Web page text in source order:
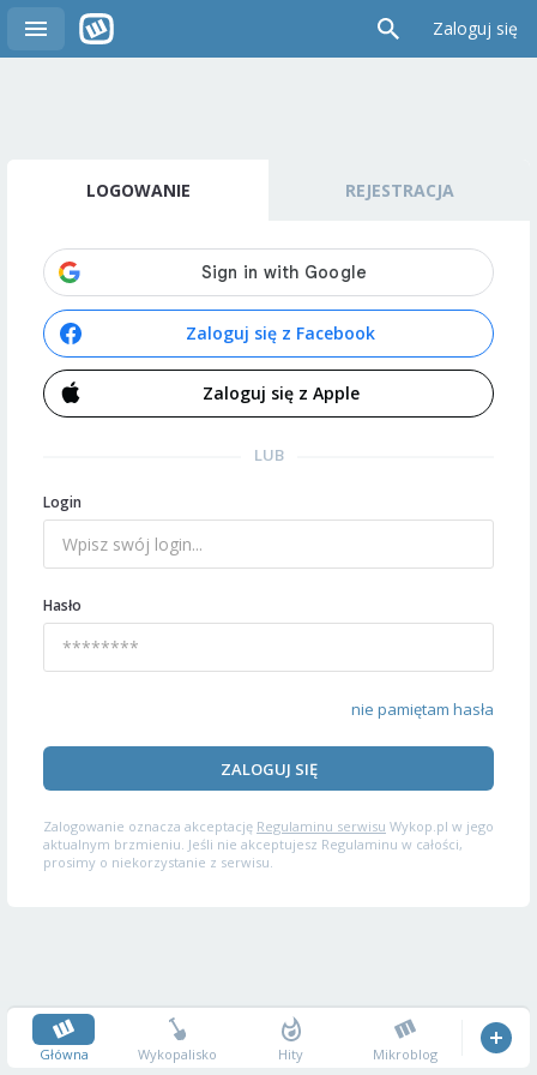
Zaloguj się
LOGOWANIE REJESTRACJA
Zaloguj się z Facebook
Zaloguj się z Apple
LUB
Login
Hasło
nie pamiętam hasła
ZALOGUJ SIĘ
Zalogowanie oznacza akceptację Regulaminu serwisu Wykop.pl w jego
aktualnym brzmieniu. Jeśli nie akceptujesz Regulaminu w całości,
prosimy o niekorzystanie z serwisu.
Główna Wykopalisko Hity Mikroblog